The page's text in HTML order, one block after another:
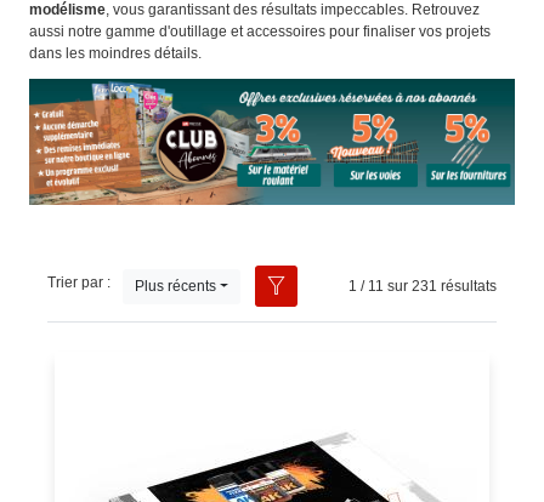
modélisme, vous garantissant des résultats impeccables. Retrouvez
aussi notre gamme d'outillage et accessoires pour finaliser vos projets
dans les moindres détails.
1 / 11 sur 231 résultats
Trier par : Plus récents